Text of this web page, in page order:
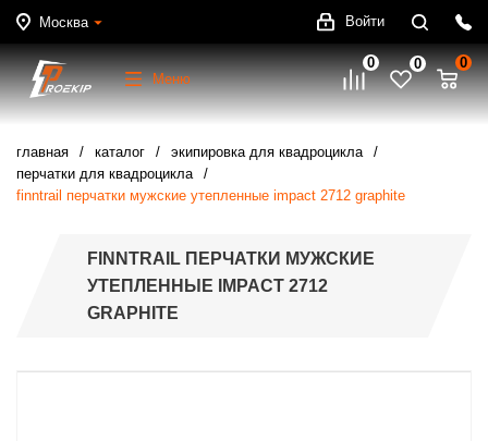
Москва Войти
Меню
0 0 0
главная каталог
экипировка для квадроцикла
перчатки для квадроцикла
finntrail перчатки мужские утепленные impact 2712 graphite
FINNTRAIL ПЕРЧАТКИ МУЖСКИЕ
УТЕПЛЕННЫЕ IMPACT 2712
GRAPHITE